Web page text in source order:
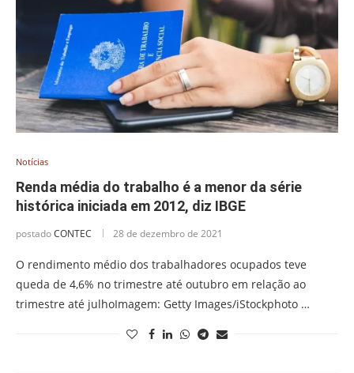
Notícias
Renda média do trabalho é a menor da série
histórica iniciada em 2012, diz IBGE
postadoCONTEC 28 de dezembro de 2021
O rendimento médio dos trabalhadores ocupados teve
queda de 4,6% no trimestre até outubro em relação ao
trimestre até julhoImagem: Getty Images/iStockphoto …